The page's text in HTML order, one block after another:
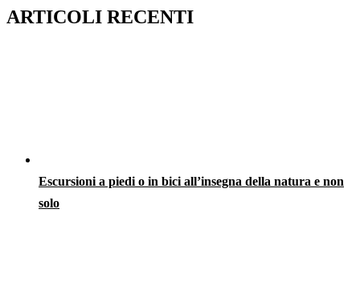
ARTICOLI RECENTI
Escursioni a piedi o in bici all’insegna della natura e non
solo